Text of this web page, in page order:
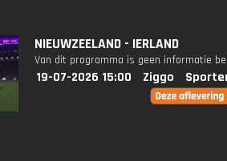
NIEUWZEELAND - IERLAND
Van dit programma is geen informatie
19-07-2026 15:00 Ziggo